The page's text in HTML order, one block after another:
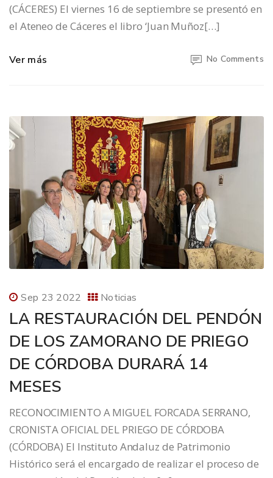
(CÁCERES) El viernes 16 de septiembre se presentó en
el Ateneo de Cáceres el libro ‘Juan Muñoz[…]
Ver más No Comments
Sep 23 2022 Noticias
LA RESTAURACIÓN DEL PENDÓN
DE LOS ZAMORANO DE PRIEGO
DE CÓRDOBA DURARÁ 14
MESES
RECONOCIMIENTO A MIGUEL FORCADA SERRANO,
CRONISTA OFICIAL DEL PRIEGO DE CÓRDOBA
(CÓRDOBA) El Instituto Andaluz de Patrimonio
Histórico será el encargado de realizar el proceso de